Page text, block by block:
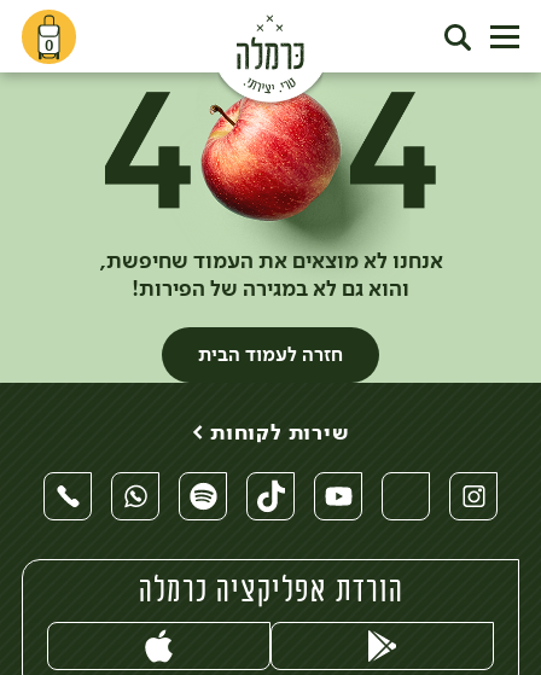
0
אנחנו לא מוצאים את העמוד שחיפשת,
והוא גם לא במגירה של הפירות!
חזרה לעמוד הבית
שירות לקוחות >
הורדת אפליקציה כרמלה